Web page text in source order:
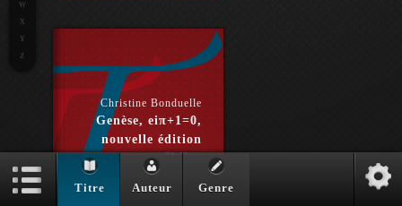
Christine Bonduelle
Genèse, eiπ+1=0,
nouvelle édition
Théâtre
W
X
Y
Z
Titre Auteur Genre